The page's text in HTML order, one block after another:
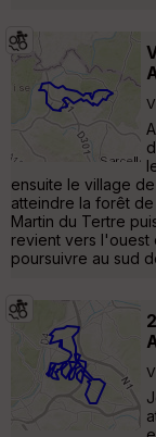
ensuite le village
atteindre la forêt
Martin du Tertre
revient vers l'ouest
poursuivre au sud